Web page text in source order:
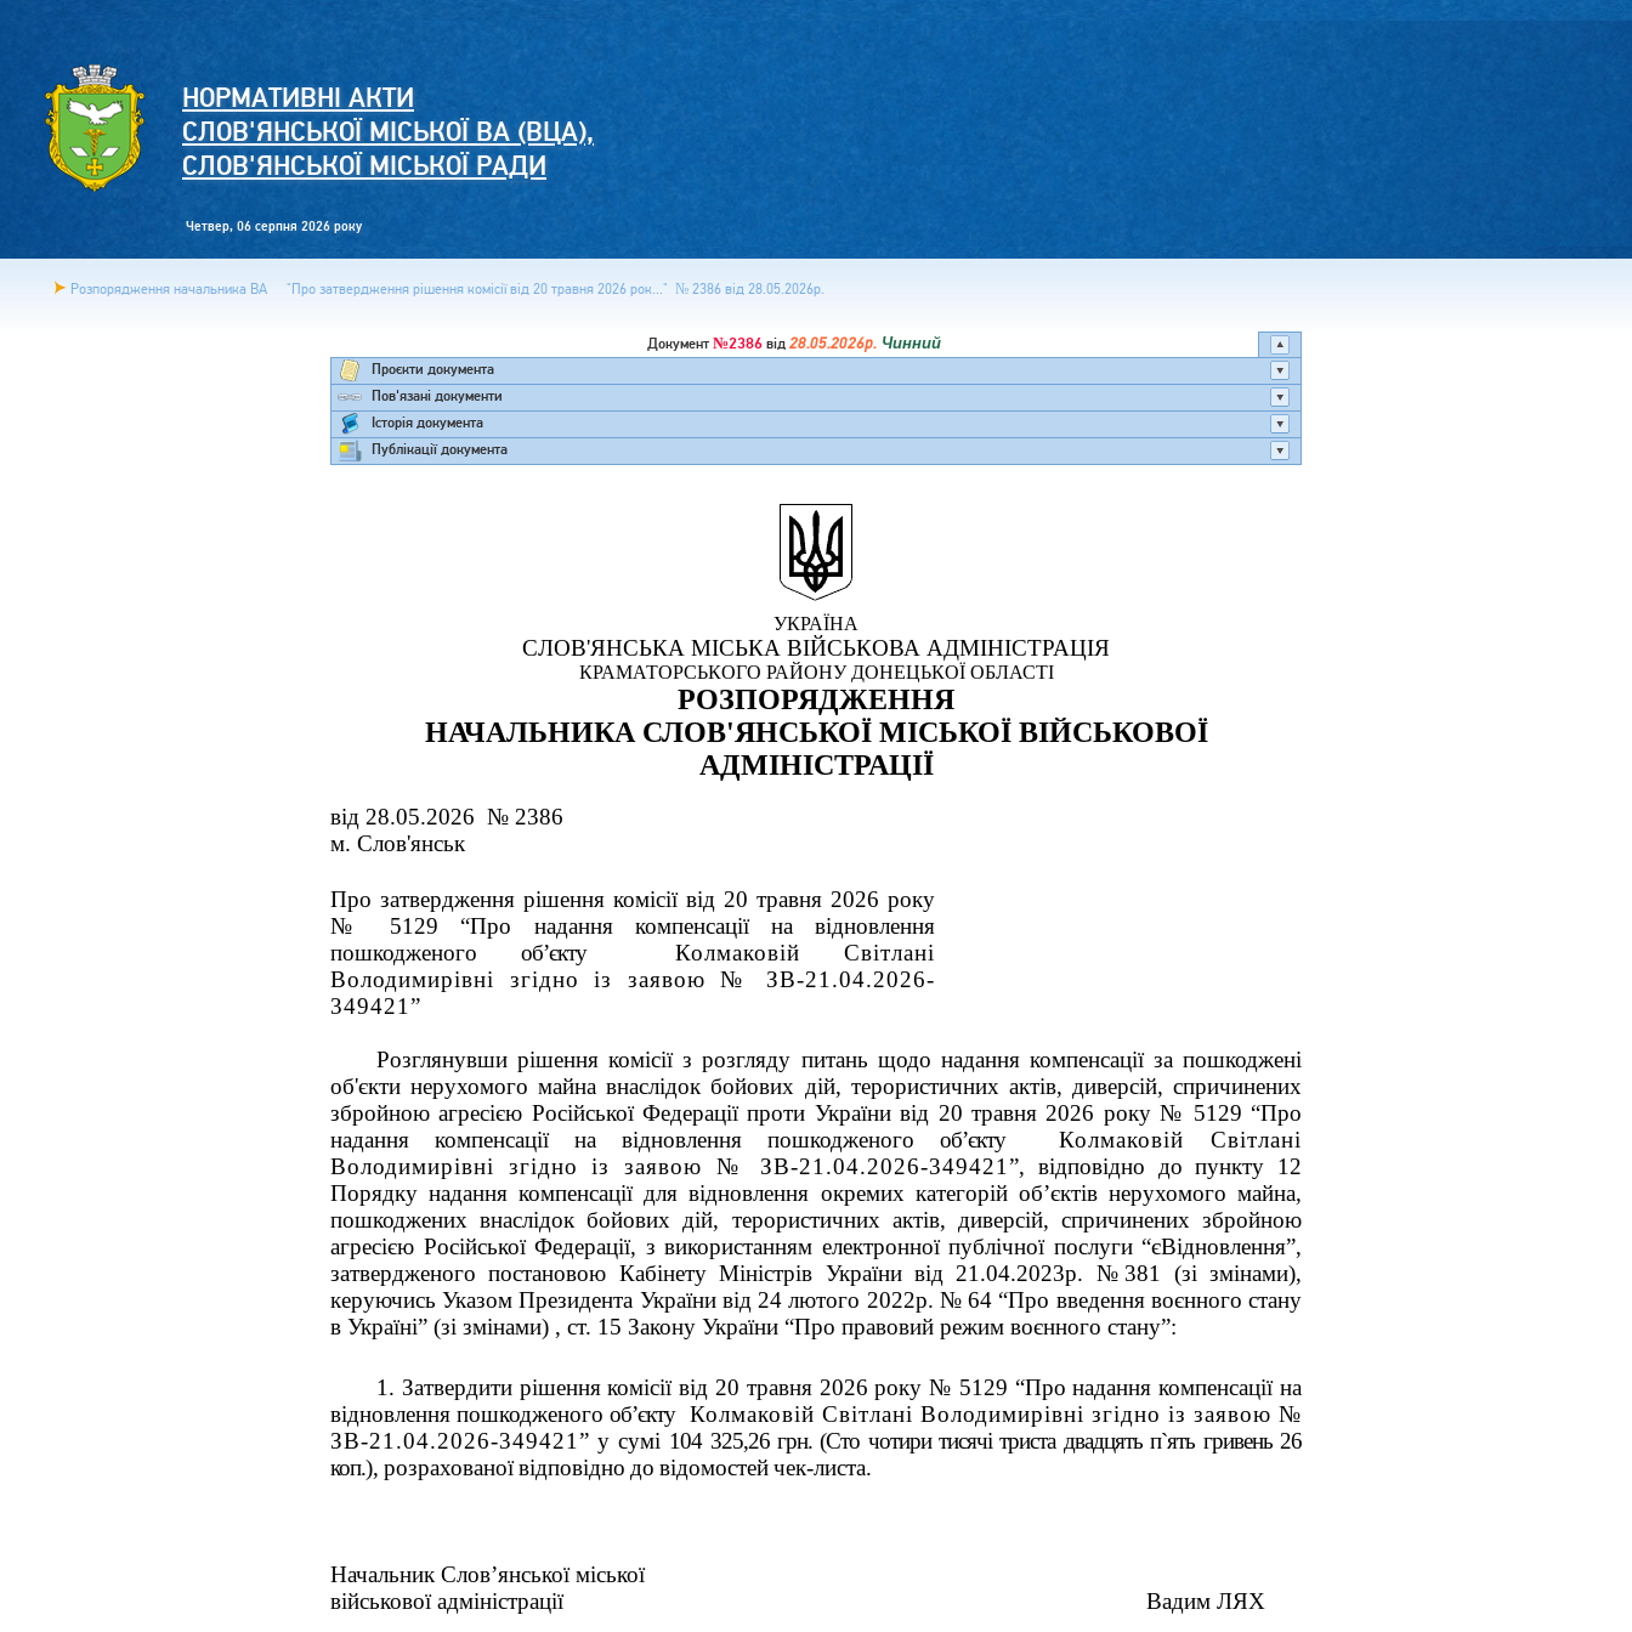
НОРМАТИВНІ АКТИ
СЛОВ'ЯНСЬКОЇ МІСЬКОЇ ВА (ВЦА),
СЛОВ'ЯНСЬКОЇ МІСЬКОЇ РАДИ
Четвер, 06 серпня 2026 року
Розпорядження начальника ВА "Про затвердження рішення комісії від 20 травня 2026 рок..." № 2386 від 28.05.2026р.
Документ №2386 від 28.05.2026р. Чинний
Проєкти документа
Пов'язані документи
Історія документа
Публікації документа
УКРАЇНА
СЛОВ'ЯНСЬКА МІСЬКА ВІЙСЬКОВА АДМІНІСТРАЦІЯ
КРАМАТОРСЬКОГО РАЙОНУ ДОНЕЦЬКОЇ ОБЛАСТІ
РОЗПОРЯДЖЕННЯ
НАЧАЛЬНИКА СЛОВ'ЯНСЬКОЇ МІСЬКОЇ ВІЙСЬКОВОЇ
АДМІНІСТРАЦІЇ
від 28.05.2026 № 2386
м. Слов'янськ
Про затвердження рішення комісії від 20 травня 2026 року
№ 5129 “Про надання компенсації на відновлення
пошкодженого об’єктуКолмаковій Світлані
Володимирівні згідно із заявою № ЗВ-21.04.2026-
349421 ”
Розглянувши рішеннякомісії з розгляду питань щодо надання компенсації за пошкоджені
об'єкти нерухомого майна внаслідок бойових дій, терористичних актів, диверсій, спричинених
збройною агресією Російської Федерації проти України від 20 травня 2026 року № 5129 “Про
надання компенсації на відновлення пошкодженого об’єктуКолмаковій Світлані
Володимирівні згідно із заявою № ЗВ-21.04.2026-349421”, відповідно до пункту 12
Порядку надання компенсації для відновлення окремих категорій об’єктів нерухомого майна,
пошкоджених внаслідок бойових дій, терористичних актів, диверсій, спричинених збройною
агресією Російської Федерації, з використанням електронної публічної послуги “єВідновлення”,
затвердженого постановою Кабінету Міністрів України від 21.04.2023р. №381 (зі змінами),
керуючись Указом Президента України від 24 лютого 2022р. № 64 “Про введення воєнного стану
в Україні” (зі змінами) , ст. 15 Закону України “Про правовий режим воєнного стану”:
1. Затвердити рішення комісії від 20 травня 2026 року № 5129 “Про надання компенсації на
відновлення пошкодженого об’єктуКолмаковій Світлані Володимирівні згідно із заявою №
ЗВ-21.04.2026-349421 ” у сумі 104 325,26 грн. (Сто чотири тисячi триста двадцять п`ять гривень 26
коп.), розрахованоївідповідно до відомостейчек-листа.
Начальник Слов’янської міської
військової адміністрації
Вадим ЛЯХ